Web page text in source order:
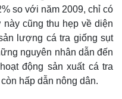
so với năm 2009, chỉ có
cũng thu hẹp về diện
lượng cá tra giống sụt
nguyên nhân dẫn đến
động sản xuất cá tra
hấp dẫn nông dân.